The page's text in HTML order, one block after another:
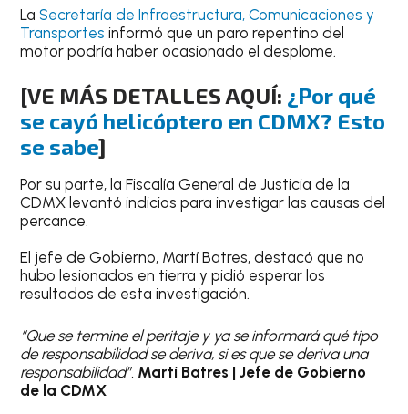
LaSecretaría de Infraestructura, Comunicaciones y
Transportes informó que un paro repentino del
motor podría haber ocasionado el desplome.
[VE MÁS DETALLES AQUÍ: ¿Por qué
se cayó helicóptero en CDMX? Esto
se sabe]
Por su parte, la Fiscalía General de Justicia de la
CDMX levantó indicios para investigar las causas del
percance.
El jefe de Gobierno, Martí Batres, destacó que no
hubo lesionados en tierra y pidió esperar los
resultados de esta investigación.
“Que se termine el peritaje y ya se informará qué tipo
de responsabilidad se deriva, si es que se deriva una
responsabilidad”. Martí Batres | Jefe de Gobierno
de la CDMX